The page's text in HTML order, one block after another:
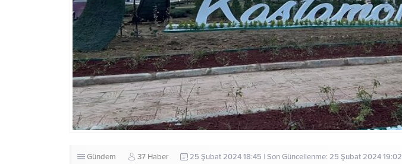
Gündem 37 Haber 25 Şubat 2024 18:45 | Son Güncellenme: 25 Şubat 2024 19:02